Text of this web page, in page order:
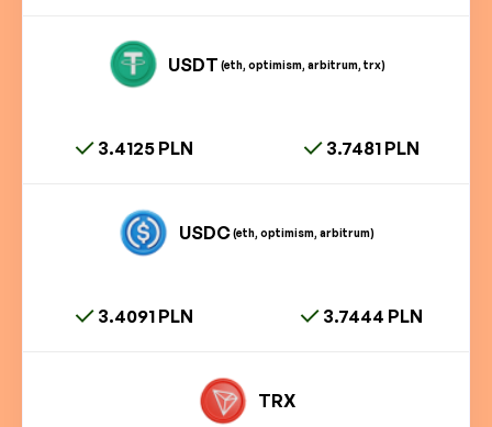
USDT (eth, optimism, arbitrum, trx)
3.4125 PLN 3.7481 PLN
USDC(eth, optimism, arbitrum)
3.4091 PLN 3.7444 PLN
TRX